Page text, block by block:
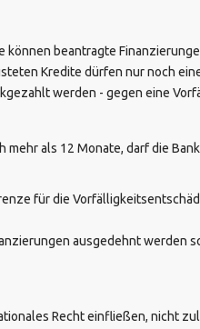
beantragte
Kredite dürfen nur noch
werden - gegen eine
als 12 Monate, darf die
für die
ausgedehnt werden
Recht einfließen, nicht